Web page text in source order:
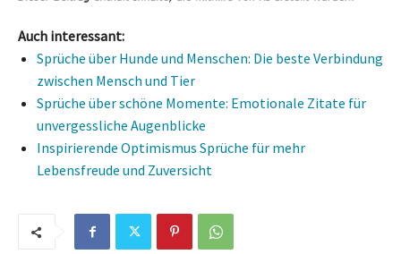
Auch interessant:
Sprüche über Hunde und Menschen: Die beste Verbindung
zwischen Mensch und Tier
Sprüche über schöne Momente: Emotionale Zitate für
unvergessliche Augenblicke
Inspirierende Optimismus Sprüche für mehr
Lebensfreude und Zuversicht